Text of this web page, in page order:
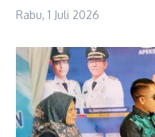
Rabu, 1 Juli 2026